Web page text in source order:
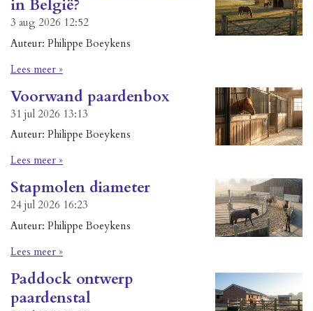
in België?
3 aug 2026 12:52
Auteur: Philippe Boeykens
Lees meer »
Voorwand paardenbox
31 jul 2026 13:13
Auteur: Philippe Boeykens
Lees meer »
Stapmolen diameter
24 jul 2026 16:23
Auteur: Philippe Boeykens
Lees meer »
Paddock ontwerp
paardenstal